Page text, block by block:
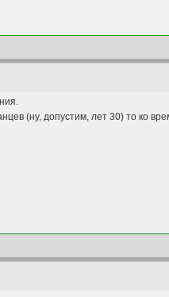
(ну, допустим, лет 30) то ко